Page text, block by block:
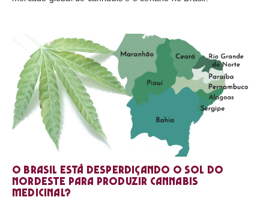
O Brasil está desperdiçando o sol do
nordeste para produzir cannabis
medicinal?